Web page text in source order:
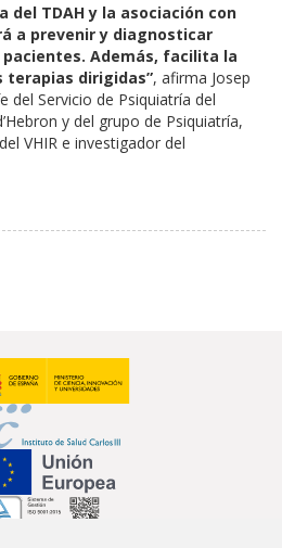
del TDAH y la asociación con
a prevenir y diagnosticar
Además, facilita la
terapias dirigidas”, afirma Josep
del Servicio de Psiquiatría del
y del grupo de Psiquiatría,
VHIR e investigador del